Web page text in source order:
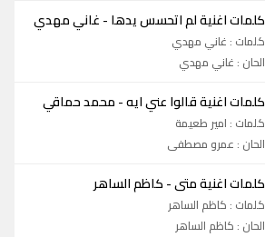
كلمات اغنية لم اتحسس يدها-غاني مهدي
كلمات : غاني مهدي
الحان : غاني مهدي
كلمات اغنية قالوا عني ايه-محمد حماقي
كلمات : امير طعيمة
الحان : عمرو مصطفى
كلمات اغنية متى-كاظم الساهر
كلمات : كاظم الساهر
الحان : كاظم الساهر